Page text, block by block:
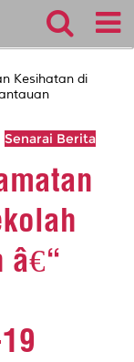
Kesihatan di
Senarai Berita
â€“